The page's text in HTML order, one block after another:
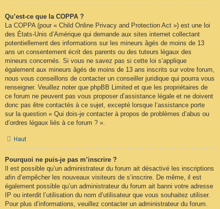
Qu’est-ce que la COPPA ?
La COPPA (pour « Child Online Privacy and Protection Act ») est une loi
des États-Unis d’Amérique qui demande aux sites internet collectant
potentiellement des informations sur les mineurs âgés de moins de 13
ans un consentement écrit des parents ou des tuteurs légaux des
mineurs concernés. Si vous ne savez pas si cette loi s’applique
également aux mineurs âgés de moins de 13 ans inscrits sur votre forum,
nous vous conseillons de contacter un conseiller juridique qui pourra vous
renseigner. Veuillez noter que phpBB Limited et que les propriétaires de
ce forum ne peuvent pas vous proposer d’assistance légale et ne doivent
donc pas être contactés à ce sujet, excepté lorsque l’assistance porte
sur la question « Qui dois-je contacter à propos de problèmes d’abus ou
d’ordres légaux liés à ce forum ? ».
Haut
Pourquoi ne puis-je pas m’inscrire ?
Il est possible qu’un administrateur du forum ait désactivé les inscriptions
afin d’empêcher les nouveaux visiteurs de s’inscrire. De même, il est
également possible qu’un administrateur du forum ait banni votre adresse
IP ou interdit l’utilisation du nom d’utilisateur que vous souhaitez utiliser.
Pour plus d’informations, veuillez contacter un administrateur du forum.